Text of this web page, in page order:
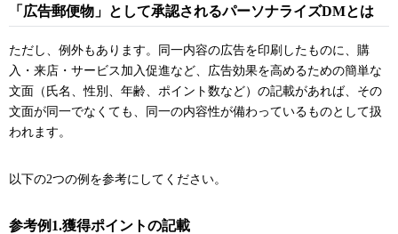
「広告郵便物」として承認されるパーソナライズDMとは
ただし、例外もあります。同一内容の広告を印刷したものに、購
入・来店・サービス加入促進など、広告効果を高めるための簡単な
文面（氏名、性別、年齢、ポイント数など）の記載があれば、その
文面が同一でなくても、同一の内容性が備わっているものとして扱
われます。
以下の2つの例を参考にしてください。
参考例1.獲得ポイントの記載